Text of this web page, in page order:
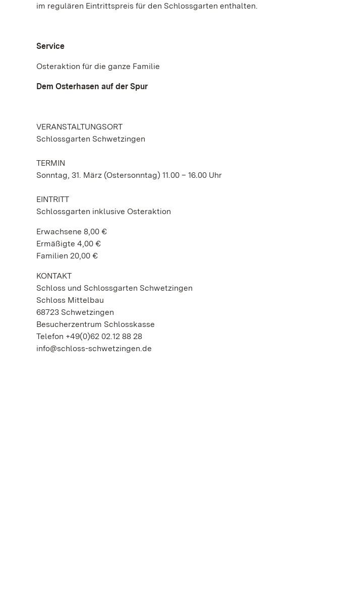
im regulären Eintrittspreis für den Schlossgarten enthalten.
Service
Osteraktion für die ganze Familie
Dem Osterhasen auf der Spur
VERANSTALTUNGSORT
Schlossgarten Schwetzingen
TERMIN
Sonntag, 31. März (Ostersonntag) 11.00 – 16.00 Uhr
EINTRITT
Schlossgarten inklusive Osteraktion
Erwachsene 8,00 €
Ermäßigte 4,00 €
Familien 20,00 €
KONTAKT
Schloss und Schlossgarten Schwetzingen
Schloss Mittelbau
68723 Schwetzingen
Besucherzentrum Schlosskasse
Telefon +49(0)62 02.12 88 28
info@schloss-schwetzingen.de